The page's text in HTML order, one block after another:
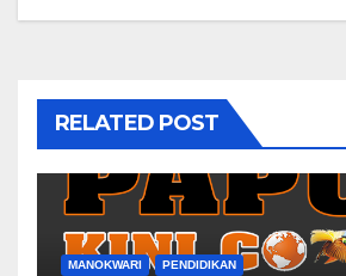
RELATED POST
MANOKWARI PENDIDIKAN